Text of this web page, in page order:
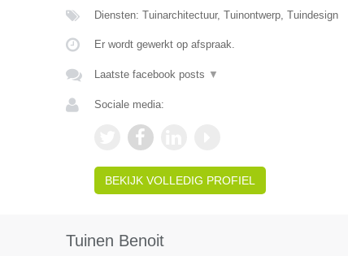
Diensten: Tuinarchitectuur, Tuinontwerp, Tuindesign
Er wordt gewerkt op afspraak.
Laatste facebook posts ▼
Sociale media:
BEKIJK VOLLEDIG PROFIEL
Tuinen Benoit